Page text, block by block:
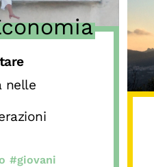
nelle
#giovani